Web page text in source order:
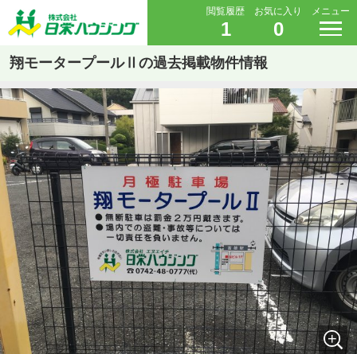
閲覧履歴
1
お気に入り
0
メニュー
翔モータープールⅡの過去掲載物件情報